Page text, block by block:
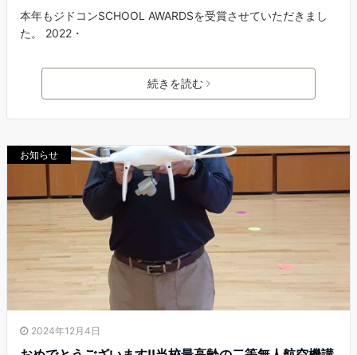
本年もジドコンSCHOOL AWARDSを受賞させていただきまし
た。 2022・
続きを読む
お知らせ
2024年12月4日